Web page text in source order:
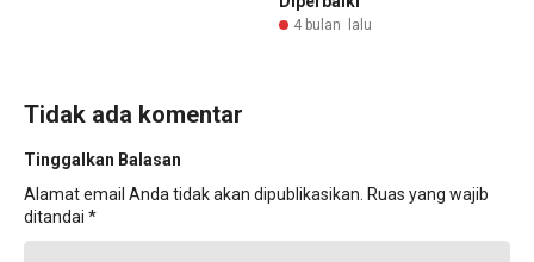
4 bulan lalu
Tidak ada komentar
Tinggalkan Balasan
Alamat email Anda tidak akan dipublikasikan. Ruas yang wajib
ditandai *